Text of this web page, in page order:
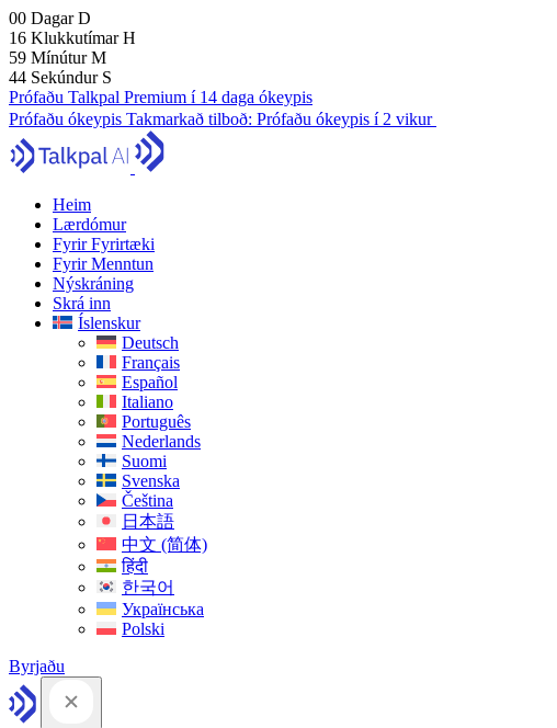
00 DagarD
16 KlukkutímarH
59 MínúturM
42 Sekúndur S
Prófaðu Talkpal Premium í 14 daga ókeypis
Prófaðu ókeypis Takmarkað tilboð: Prófaðu ókeypis í 2 vikur
Heim
Lærdómur
Fyrir Fyrirtæki
Fyrir Menntun
Nýskráning
Skrá inn
Íslenskur
Deutsch
Français
Español
Italiano
Português
Nederlands
Suomi
Svenska
Čeština
日本語
中文 (简体)
हिंदी
한국어
Українська
Polski
Byrjaðu